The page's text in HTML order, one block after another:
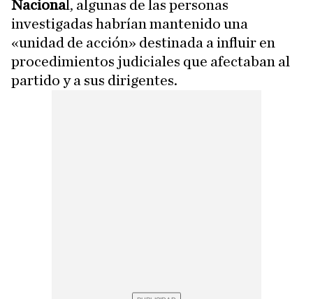
Nacional, algunas de las personas
investigadas habrían mantenido una
«unidad de acción» destinada a influir en
procedimientos judiciales que afectaban al
partido y a sus dirigentes.